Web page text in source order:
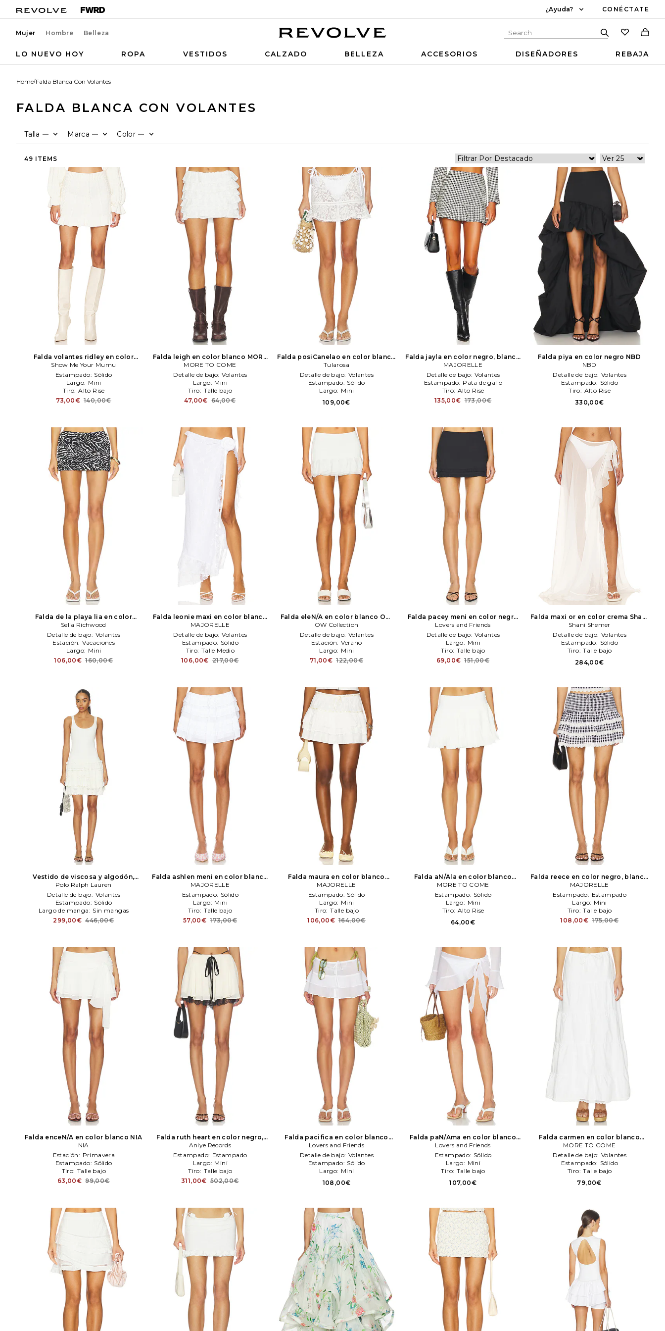
¿Ayuda? CONÉCTATE
Mujer Hombre Belleza
LO NUEVO HOY ROPA VESTIDOS CALZADO BELLEZA ACCESORIOS DISEÑADORES REBAJA
Home/Falda Blanca Con Volantes
FALDA BLANCA CON VOLANTES
Talla — Marca — Color —
49 ITEMS
Falda volantes ridley en color
crema Show Me Your Mumu
Show Me Your Mumu
Estampado: Sólido
Largo: Mini
Tiro: Alto Rise
73,00€ 140,00€
Falda leigh en color blanco MORE
TO COME
MORE TO COME
Detalle de bajo: Volantes
Largo: Mini
Tiro: Talle bajo
47,00€ 64,00€
Falda posiCanelao en color blanco
Tularosa
Tularosa
Detalle de bajo: Volantes
Estampado: Sólido
Largo: Mini
109,00€
Falda jayla en color negro, blanco
MAJORELLE
MAJORELLE
Detalle de bajo: Volantes
Estampado: Pata de gallo
Tiro: Alto Rise
135,00€ 173,00€
Falda piya en color negro NBD
NBD
Detalle de bajo: Volantes
Estampado: Sólido
Tiro: Alto Rise
330,00€
Falda de la playa lia en color
negro Selia Richwood
Selia Richwood
Detalle de bajo: Volantes
Estación: Vacaciones
Largo: Mini
106,00€ 160,00€
Falda leonie maxi en color blanco
MAJORELLE
MAJORELLE
Detalle de bajo: Volantes
Estampado: Sólido
Tiro: Talle Medio
106,00€ 217,00€
Falda eleN/A en color blanco OW
Collection
OW Collection
Detalle de bajo: Volantes
Estación: Verano
Largo: Mini
71,00€ 122,00€
Falda pacey meni en color negro
Lovers and Friends
Lovers and Friends
Detalle de bajo: Volantes
Largo: Mini
Tiro: Talle bajo
69,00€ 151,00€
Falda maxi or en color crema Shani
Shemer
Shani Shemer
Detalle de bajo: Volantes
Estampado: Sólido
Tiro: Talle bajo
284,00€
Vestido de viscosa y algodón,
corte ajustado y falda
acampaN/Ada en color blanco
Polo Ralph Lauren
Polo Ralph Lauren
Detalle de bajo: Volantes
Estampado: Sólido
Largo de manga: Sin mangas
299,00€ 446,00€
Falda ashlen meni en color blanco
MAJORELLE
MAJORELLE
Estampado: Sólido
Largo: Mini
Tiro: Talle bajo
57,00€ 173,00€
Falda maura en color blanco
MAJORELLE
MAJORELLE
Estampado: Sólido
Largo: Mini
Tiro: Talle bajo
106,00€ 164,00€
Falda aN/Ala en color blanco
MORE TO COME
MORE TO COME
Estampado: Sólido
Largo: Mini
Tiro: Alto Rise
64,00€
Falda reece en color negro, blanco
MAJORELLE
MAJORELLE
Estampado: Estampado
Largo: Mini
Tiro: Talle bajo
108,00€ 175,00€
Falda enceN/A en color blanco NIA
NIA
Estación: Primavera
Estampado: Sólido
Tiro: Talle bajo
63,00€ 99,00€
Falda ruth heart en color negro,
blanco Aniye Records
Aniye Records
Estampado: Estampado
Largo: Mini
Tiro: Talle bajo
311,00€ 502,00€
Falda pacifica en color blanco
Lovers and Friends
Lovers and Friends
Detalle de bajo: Volantes
Estampado: Sólido
Largo: Mini
108,00€
Falda paN/Ama en color blanco
Lovers and Friends
Lovers and Friends
Estampado: Sólido
Largo: Mini
Tiro: Talle bajo
107,00€
Falda carmen en color blanco
MORE TO COME
MORE TO COME
Detalle de bajo: Volantes
Estampado: Sólido
Tiro: Talle bajo
79,00€